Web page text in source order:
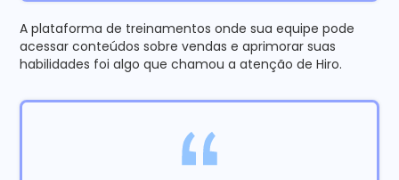
A plataforma de treinamentos onde sua equipe pode
acessar conteúdos sobre vendas e aprimorar suas
habilidades foi algo que chamou a atenção de Hiro.